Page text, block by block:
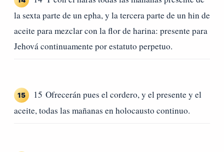
la sexta parte de un epha, y la tercera parte de un hin de
aceite para mezclar con la flor de harina: presente para
Jehová continuamente por estatuto perpetuo.
15
15 Ofrecerán pues el cordero, y el presente y el
aceite, todas las mañanas en holocausto continuo.